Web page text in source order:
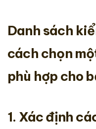
Danh sách
cách chọn
phù hợp cho
1. Xác định